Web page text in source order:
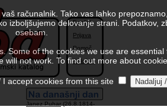
English
Prijava
Pomoč
Kolofon
Janez Puhar (26.8.1814-
računalnik. Tako vas lahko
delovanje strani. Podatkov,
osebam.
of the cookies we use are
not work. To find out more about
accept cookies from this site